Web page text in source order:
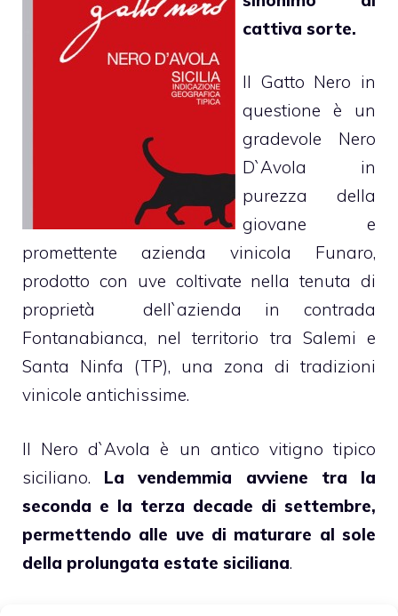
cattiva sorte.
Il Gatto Nero in
questione è un
gradevole Nero
D`Avola in
purezza della
giovane e
promettente azienda vinicola Funaro,
prodotto con uve coltivate nella tenuta di
proprietà dell`azienda in contrada
Fontanabianca, nel territorio tra Salemi e
Santa Ninfa (TP), una zona di tradizioni
vinicole antichissime.
Il Nero d`Avola è un antico vitigno tipico
siciliano. La vendemmia avviene tra la
seconda e la terza decade di settembre,
permettendo alle uve di maturare al sole
della prolungata estate siciliana.